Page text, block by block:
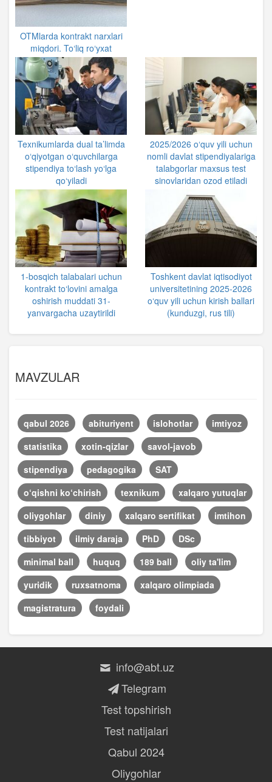
OTMlarda kontrakt narxlari
miqdori. To‘liq ro‘yxat
Texnikumlarda dual ta’limda
o‘qiyotgan o‘quvchilarga
stipendiya to‘lash yo‘lga
qo‘yiladi
2025/2026 o‘quv yili uchun
nomli davlat stipendiyalariga
talabgorlar maxsus test
sinovlaridan ozod etiladi
1-bosqich talabalari uchun
kontrakt to‘lovini amalga
oshirish muddati 31-
yanvargacha uzaytirildi
Toshkent davlat iqtisodiyot
universitetining 2025-2026
o‘quv yili uchun kirish ballari
(kunduzgi, rus tili)
MAVZULAR
qabul 2026 abituriyent islohotlar
imtiyoz
statistika
xotin-qizlar
savol-javob
stipendiya
pedagogika
SAT
o‘qishni ko‘chirish
texnikum
xalqaro yutuqlar
oliygohlar
diniy xalqaro sertifikat
imtihon
tibbiyot
ilmiy daraja PhD
DSc
minimal ball
huquq 189 ball
oliy ta'lim
yuridik
ruxsatnoma
xalqaro olimpiada
magistratura
foydali
info@abt.uz
Telegram
Test topshirish
Test natijalari
Qabul 2024
Oliygohlar